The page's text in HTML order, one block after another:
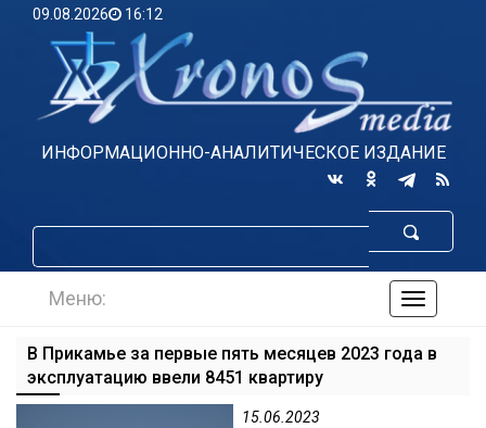
09.08.2026 16:12
ИНФОРМАЦИОННО-АНАЛИТИЧЕСКОЕ ИЗДАНИЕ
по
Меню:
В Прикамье за первые пять месяцев 2023 года в
эксплуатацию ввели 8451 квартиру
15.06.2023